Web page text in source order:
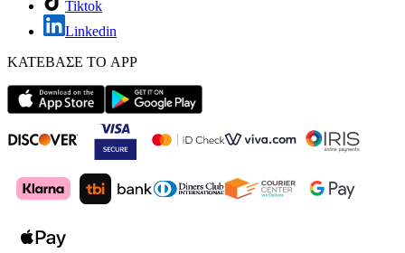
Tiktok
Linkedin
ΚΑΤΕΒΑΣΕ ΤΟ APP